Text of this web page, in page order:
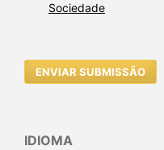
Sociedade
ENVIAR SUBMISSÃO
IDIOMA